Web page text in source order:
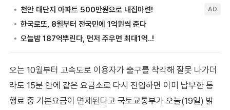
오는 10월부터 고속도로 이용자가 출구를 착각해 잘못 나가더
라도 15분 안에 같은 요금소로 다시 진입하면 이미 납부한 통
행료 중 기본요금이 면제된다고 국토교통부가 오늘(19일) 밝